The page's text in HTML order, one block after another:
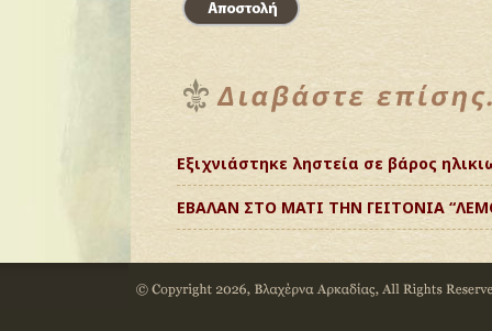
Εξιχνιάστηκε ληστεία σε βάρος
ΕΒΑΛΑΝ ΣΤΟ ΜΑΤΙ ΤΗΝ ΓΕΙΤΟΝΙΑ